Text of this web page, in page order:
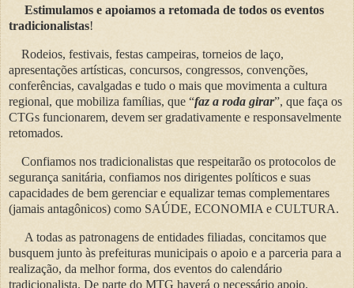
Estimulamos e apoiamos a retomada de todos os eventos
tradicionalistas!
Rodeios, festivais, festas campeiras, torneios de laço,
apresentações artísticas, concursos, congressos, convenções,
conferências, cavalgadas e tudo o mais que movimenta a cultura
regional, que mobiliza famílias, que “faz a roda girar”, que faça os
CTGs funcionarem, devem ser gradativamente e responsavelmente
retomados.
Confiamos nos tradicionalistas que respeitarão os protocolos de
segurança sanitária, confiamos nos dirigentes políticos e suas
capacidades de bem gerenciar e equalizar temas complementares
(jamais antagônicos) como SAÚDE, ECONOMIA e CULTURA.
A todas as patronagens de entidades filiadas, concitamos que
busquem junto às prefeituras municipais o apoio e a parceria para a
realização, da melhor forma, dos eventos do calendário
tradicionalista. De parte do MTG haverá o necessário apoio.